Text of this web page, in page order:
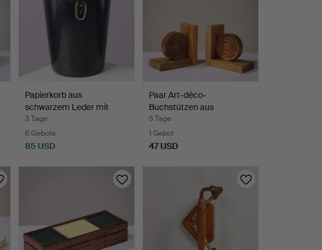
Papierkorb aus
schwarzem Leder mit
Griffen…
3 Tage
6 Gebote
85 USD
Paar Art-déco-
Buchstützen aus
Nussbaum. Un…
5 Tage
1 Gebot
47 USD